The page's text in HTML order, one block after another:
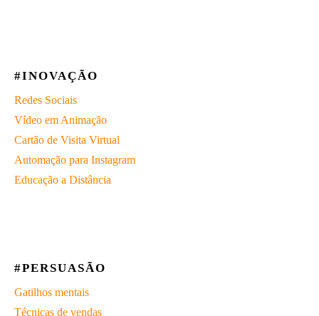
#INOVAÇÃO
Redes Sociais
Vídeo em Animação
Cartão de Visita Virtual
Automação para Instagram
Educação a Distância
#PERSUASÃO
Gatilhos mentais
Técnicas de vendas